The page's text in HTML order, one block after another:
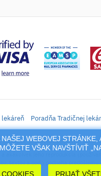
WEBOVEJ
VŠAK NAVŠTÍVIŤ
COOKIES PRIJAŤ
lekáreň Poradňa Tradičnej
prípravkov s liečivým
textov a pod.) podlieha predošlému